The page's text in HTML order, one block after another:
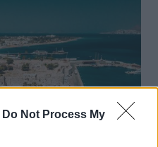
Do Not Process My